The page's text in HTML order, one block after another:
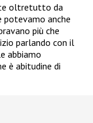
oltretutto da
potevamo anche
più che
parlando con il
abbiamo
è abitudine di